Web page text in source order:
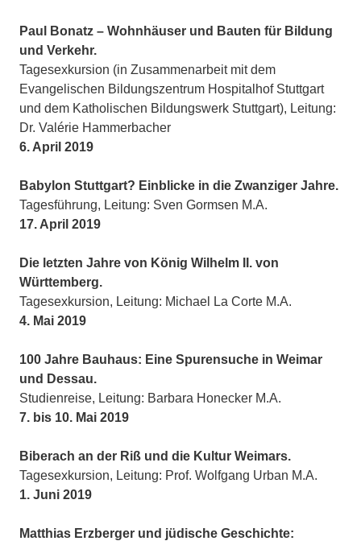
Paul Bonatz – Wohnhäuser und Bauten für Bildung
und Verkehr.
Tagesexkursion (in Zusammenarbeit mit dem
Evangelischen Bildungszentrum Hospitalhof Stuttgart
und dem Katholischen Bildungswerk Stuttgart), Leitung:
Dr. Valérie Hammerbacher
6. April 2019
Babylon Stuttgart? Einblicke in die Zwanziger Jahre.
Tagesführung, Leitung: Sven Gormsen M.A.
17. April 2019
Die letzten Jahre von König Wilhelm II. von
Württemberg.
Tagesexkursion, Leitung: Michael La Corte M.A.
4. Mai 2019
100 Jahre Bauhaus: Eine Spurensuche in Weimar
und Dessau.
Studienreise, Leitung: Barbara Honecker M.A.
7. bis 10. Mai 2019
Biberach an der Riß und die Kultur Weimars.
Tagesexkursion, Leitung: Prof. Wolfgang Urban M.A.
1. Juni 2019
Matthias Erzberger und jüdische Geschichte: